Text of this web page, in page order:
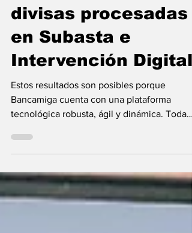
111.000 órdenes de
divisas procesadas
en Subasta e
Intervención Digital
Estos resultados son posibles porque
Bancamiga cuenta con una plataforma
tecnológica robusta, ágil y dinámica. Toda
Venezuela (BCV), facilitando el acceso a
divisas a la tasa oficial fijada por el ente
Bancamiga se consolida como uno de los